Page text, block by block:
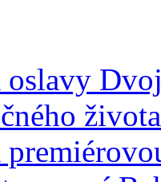
oslavy
života